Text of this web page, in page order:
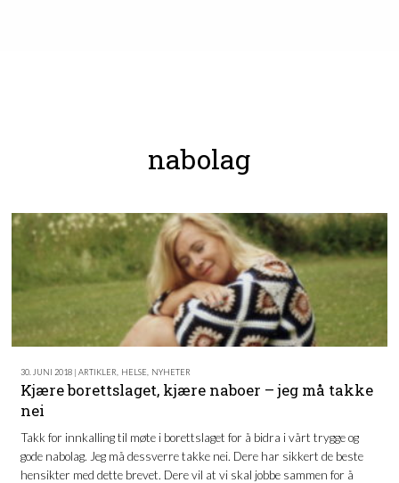
nabolag
30. JUNI 2018 | ARTIKLER HELSE NYHETER
Kjære borettslaget, kjære naboer – jeg må takke
nei
Takk for innkalling til møte i borettslaget for å bidra i vårt trygge og
gode nabolag. Jeg må dessverre takke nei. Dere har sikkert de beste
hensikter med dette brevet. Dere vil at vi skal jobbe sammen for å